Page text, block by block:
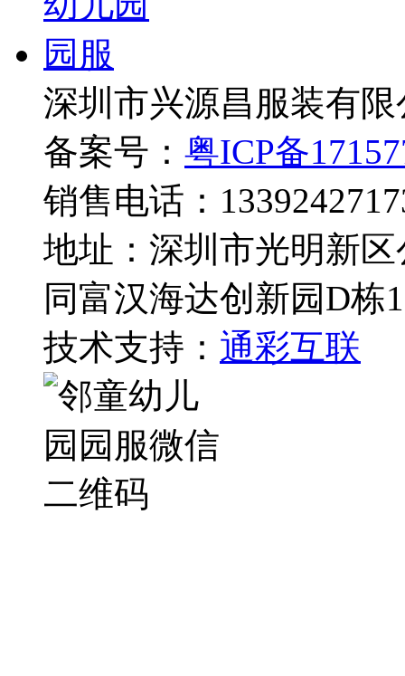
深圳市兴源昌服装有
备案号： 粤ICP备
销售电话：
地址：深圳市光明新
同富汉海达创新园D栋
技术支持： 通彩互联